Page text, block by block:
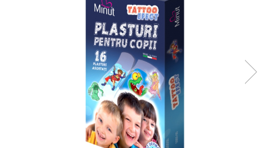
Masti pentru ten si gomaje
Tratamente si seruri pentru ten
Cadite bebe si accesorii baie
Articole igiena dentara copii
Ser fiziologic si comprese sterile
Masti chirurgicale medicale